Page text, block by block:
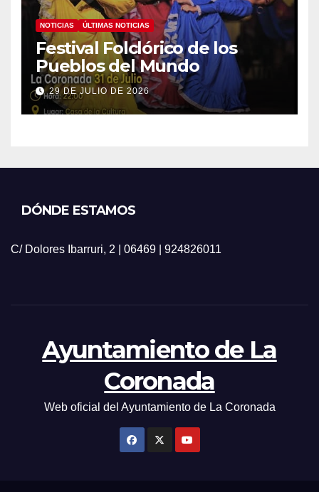
NOTICIAS ÚLTIMAS NOTICIAS
Festival Folclórico de los
Pueblos del Mundo
29 DE JULIO DE 2026
DÓNDE ESTAMOS
C/ Dolores Ibarruri, 2 | 06469 | 924826011
Ayuntamiento de La
Coronada
Web oficial del Ayuntamiento de La Coronada